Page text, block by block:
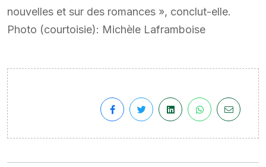
nouvelles et sur des romances », conclut-elle.
Photo (courtoisie): Michèle Laframboise